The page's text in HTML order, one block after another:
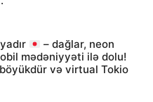
– dağlar, neon
mədəniyyəti ilə dolu!
və virtual Tokio